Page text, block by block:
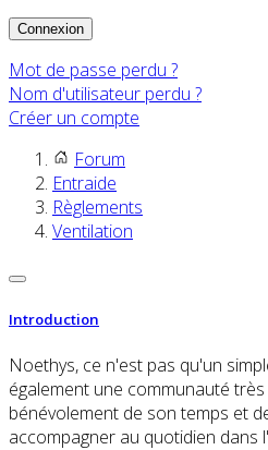
Connexion
Mot de passe perdu ?
Nom d'utilisateur perdu ?
Créer un compte
Forum
Entraide
Règlements
Ventilation
Introduction
Noethys, ce n'est pas qu'un
également une communauté
bénévolement de son temps et
accompagner au quotidien dans